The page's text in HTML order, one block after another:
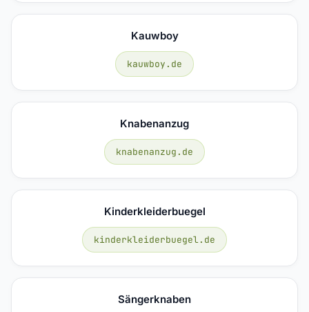
Kauwboy
kauwboy.de
Knabenanzug
knabenanzug.de
Kinderkleiderbuegel
kinderkleiderbuegel.de
Sängerknaben